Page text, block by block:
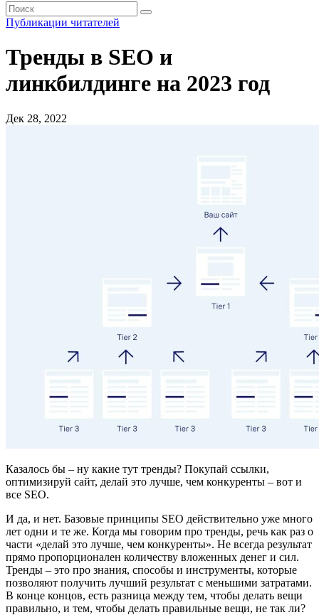
Публикации читателей
Тренды в SEO и
линкбилдинге на 2023 год
Дек 28, 2022
Казалось бы – ну какие тут тренды? Покупай ссылки,
оптимизируй сайт, делай это лучше, чем конкуренты – вот и
все SEO.
И да, и нет. Базовые принципы SEO действительно уже много
лет одни и те же. Когда мы говорим про тренды, речь как раз о
части «делай это лучше, чем конкуренты». Не всегда результат
прямо пропорционален количеству вложенных денег и сил.
Тренды – это про знания, способы и инструменты, которые
позволяют получить лучший результат с меньшими затратами.
В конце концов, есть разница между тем, чтобы делать вещи
правильно, и тем, чтобы делать правильные вещи, не так ли?